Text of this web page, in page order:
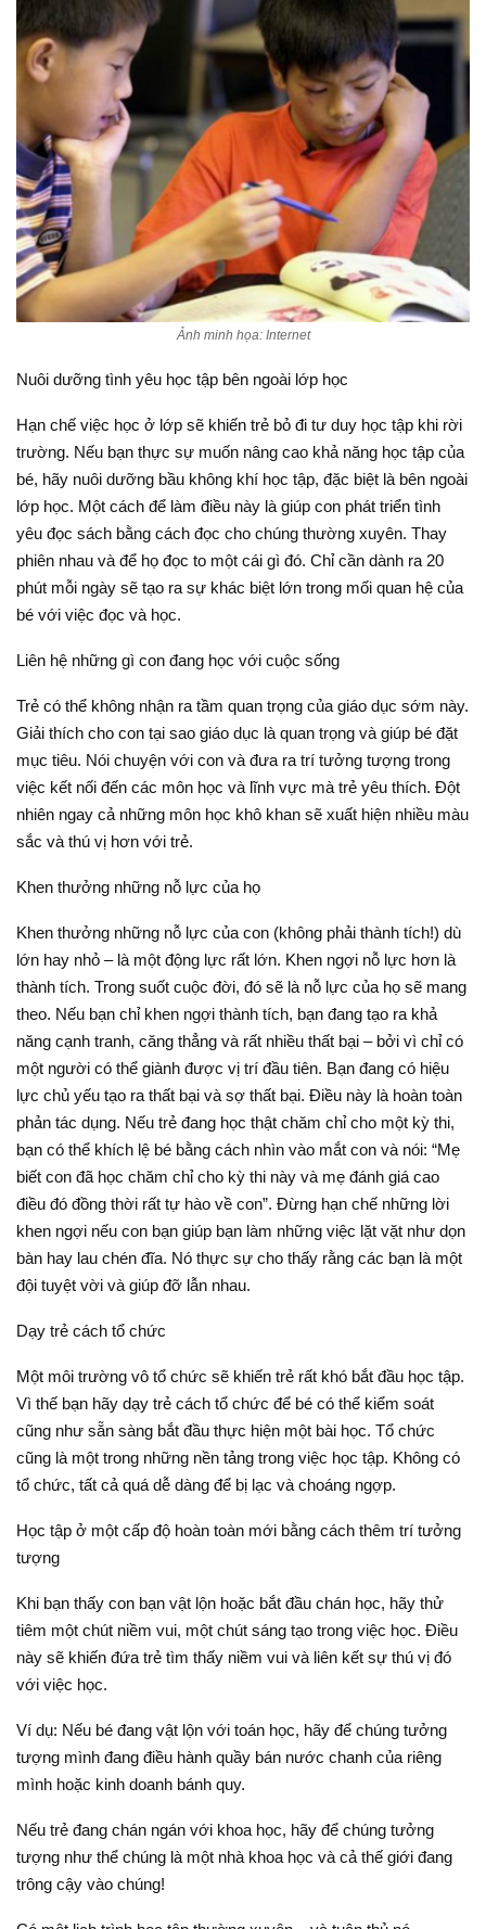
Ảnh minh họa: Internet
Nuôi dưỡng tình yêu học tập bên ngoài lớp học
Hạn chế việc học ở lớp sẽ khiến trẻ bỏ đi tư duy học tập khi rời
trường. Nếu bạn thực sự muốn nâng cao khả năng học tập của
bé, hãy nuôi dưỡng bầu không khí học tập, đặc biệt là bên ngoài
lớp học. Một cách để làm điều này là giúp con phát triển tình
yêu đọc sách bằng cách đọc cho chúng thường xuyên. Thay
phiên nhau và để họ đọc to một cái gì đó. Chỉ cần dành ra 20
phút mỗi ngày sẽ tạo ra sự khác biệt lớn trong mối quan hệ của
bé với việc đọc và học.
Liên hệ những gì con đang học với cuộc sống
Trẻ có thể không nhận ra tầm quan trọng của giáo dục sớm này.
Giải thích cho con tại sao giáo dục là quan trọng và giúp bé đặt
mục tiêu. Nói chuyện với con và đưa ra trí tưởng tượng trong
việc kết nối đến các môn học và lĩnh vực mà trẻ yêu thích. Đột
nhiên ngay cả những môn học khô khan sẽ xuất hiện nhiều màu
sắc và thú vị hơn với trẻ.
Khen thưởng những nỗ lực của họ
Khen thưởng những nỗ lực của con (không phải thành tích!) dù
lớn hay nhỏ – là một động lực rất lớn. Khen ngợi nỗ lực hơn là
thành tích. Trong suốt cuộc đời, đó sẽ là nỗ lực của họ sẽ mang
theo. Nếu bạn chỉ khen ngợi thành tích, bạn đang tạo ra khả
năng cạnh tranh, căng thẳng và rất nhiều thất bại – bởi vì chỉ có
một người có thể giành được vị trí đầu tiên. Bạn đang có hiệu
lực chủ yếu tạo ra thất bại và sợ thất bại. Điều này là hoàn toàn
phản tác dụng. Nếu trẻ đang học thật chăm chỉ cho một kỳ thi,
bạn có thể khích lệ bé bằng cách nhìn vào mắt con và nói: “Mẹ
biết con đã học chăm chỉ cho kỳ thi này và mẹ đánh giá cao
điều đó đồng thời rất tự hào về con”. Đừng hạn chế những lời
khen ngợi nếu con bạn giúp bạn làm những việc lặt vặt như dọn
bàn hay lau chén đĩa. Nó thực sự cho thấy rằng các bạn là một
đội tuyệt vời và giúp đỡ lẫn nhau.
Dạy trẻ cách tổ chức
Một môi trường vô tổ chức sẽ khiến trẻ rất khó bắt đầu học tập.
Vì thế bạn hãy dạy trẻ cách tổ chức để bé có thể kiểm soát
cũng như sẵn sàng bắt đầu thực hiện một bài học. Tổ chức
cũng là một trong những nền tảng trong việc học tập. Không có
tổ chức, tất cả quá dễ dàng để bị lạc và choáng ngợp.
Học tập ở một cấp độ hoàn toàn mới bằng cách thêm trí tưởng
tượng
Khi bạn thấy con bạn vật lộn hoặc bắt đầu chán học, hãy thử
tiêm một chút niềm vui, một chút sáng tạo trong việc học. Điều
này sẽ khiến đứa trẻ tìm thấy niềm vui và liên kết sự thú vị đó
với việc học.
Ví dụ: Nếu bé đang vật lộn với toán học, hãy để chúng tưởng
tượng mình đang điều hành quầy bán nước chanh của riêng
mình hoặc kinh doanh bánh quy.
Nếu trẻ đang chán ngán với khoa học, hãy để chúng tưởng
tượng như thể chúng là một nhà khoa học và cả thế giới đang
trông cậy vào chúng!